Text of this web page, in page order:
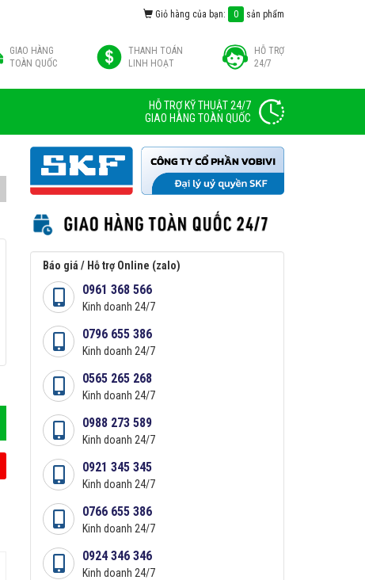
Giỏ hàng của bạn: 0 sản phẩm
GIAO HÀNG
TOÀN QUỐC
THANH TOÁN
LINH HOẠT
HỖ TRỢ
24/7
HỖ TRỢ KỸ THUẬT 24/7
GIAO HÀNG TOÀN QUỐC
Báo giá / Hỗ trợ Online (zalo)
0961 368 566
Kinh doanh 24/7
0796 655 386
Kinh doanh 24/7
0565 265 268
Kinh doanh 24/7
0988 273 589
Kinh doanh 24/7
0921 345 345
Kinh doanh 24/7
0766 655 386
Kinh doanh 24/7
0924 346 346
Kinh doanh 24/7